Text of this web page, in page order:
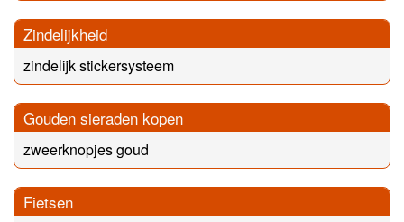
Zindelijkheid
zindelijk stickersysteem
Gouden sieraden kopen
zweerknopjes goud
Fietsen